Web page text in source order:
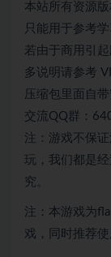
本站所有资源
只能用于参考
若由于商用引
多说明请参考
压缩包里面自
交流QQ群：
注：游戏不保
玩，我们都是
究。
注：本游戏为
戏，同时推荐使